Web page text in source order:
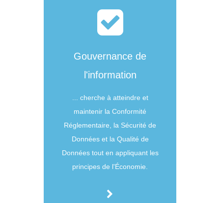
Gouvernance de
l'information
... cherche à atteindre et
maintenir la Conformité
Réglementaire, la Sécurité de
Données et la Qualité de
Données tout en appliquant les
principes de l'Économie.